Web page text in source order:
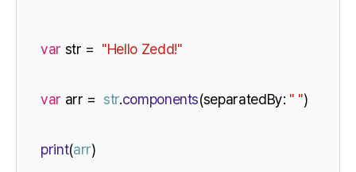
var str = "Hello Zedd!"
var arr = str.components(separatedBy: " ")
print(arr)